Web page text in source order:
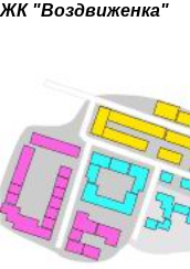
ЖК "Воздвиженка"